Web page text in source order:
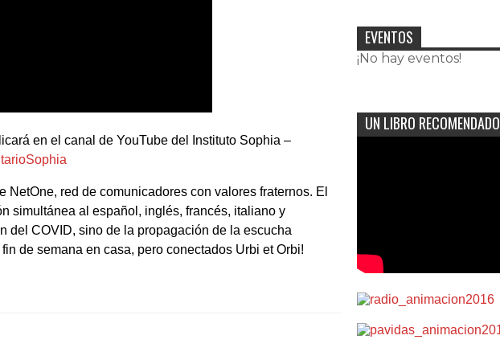
en el canal de YouTube del Instituto Sophia –
NetOne, red de comunicadores con valores fraternos. El
simultánea al español, inglés, francés, italiano y
del COVID, sino de la propagación de la escucha
de semana en casa, pero conectados Urbi et Orbi!
EVENTOS
¡No hay eventos!
UN LIBRO RECOMENDADO